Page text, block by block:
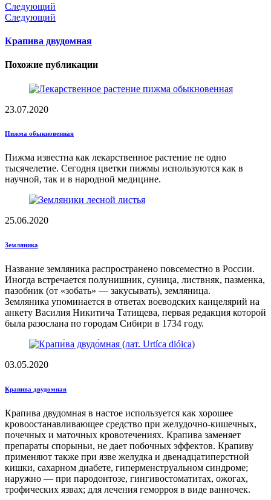
Следующий
Следующий
Крапива двудомная
Похожие публикации
23.07.2020
Пижма обыкновенная
Пижма известна как лекарственное растение не одно
тысячелетие. Сегодня цветки пижмы используются как в
научной, так и в народной медицине.
25.06.2020
Земляника
Название земляника распространено повсеместно в России.
Иногда встречается полунишник, суница, листвняк, пазменка,
пазобник (от «зобать» — закусывать), земляница.
Земляника упоминается в ответах воеводских канцелярий на
анкету Василия Никитича Татищева, первая редакция которой
была разослана по городам Сибири в 1734 году.
03.05.2020
Крапива двудомная
Крапива двудомная в настое используется как хорошее
кровоостанавливающее средство при желудочно-кишечных,
почечных и маточных кровотечениях. Крапива заменяет
препараты спорыньи, не дает побочных эффектов. Крапиву
применяют также при язве желудка и двенадцатиперстной
кишки, сахарном диабете, гиперменструальном синдроме;
наружно — при пародонтозе, гингивостоматитах, ожогах,
трофических язвах; для лечения геморроя в виде ванночек.